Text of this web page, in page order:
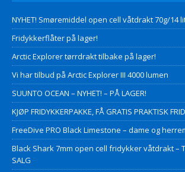
NYHET! Smøremiddel open cell våtdrakt 70g/14
Fridykkerflåter på lager!
Arctic Explorer tørrdrakt tilbake på lager!
Vi har tilbud på Arctic Explorer III 4000 lumen
SUUNTO OCEAN – NYHET! – PÅ LAGER!
KJØP FRIDYKKERPAKKE, FÅ GRATIS PRAKTISK
FreeDive PRO Black Limestone – dame og
Black Shark 7mm open cell fridykker våtdrakt –
SALG